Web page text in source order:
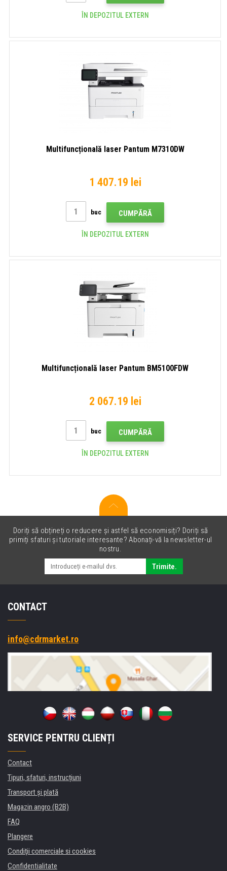
ÎN DEPOZITUL EXTERN
Multifuncțională laser Pantum M7310DW
1 407.19 lei
buc CUMPĂRĂ
ÎN DEPOZITUL EXTERN
Multifuncțională laser Pantum BM5100FDW
2 067.19 lei
buc CUMPĂRĂ
ÎN DEPOZITUL EXTERN
Doriți să obțineți o reducere și astfel să economisiți? Doriți să
primiți sfaturi și tutoriale interesante? Abonați-vă la newsletter-ul
nostru.
Trimite.
CONTACT
info@cdrmarket.ro
SERVICE PENTRU CLIENȚI
Contact
Tipuri, sfaturi, instrucțiuni
Transport şi plată
Magazin angro (B2B)
FAQ
Plangere
Condiţii comerciale si cookies
Confidentialitate